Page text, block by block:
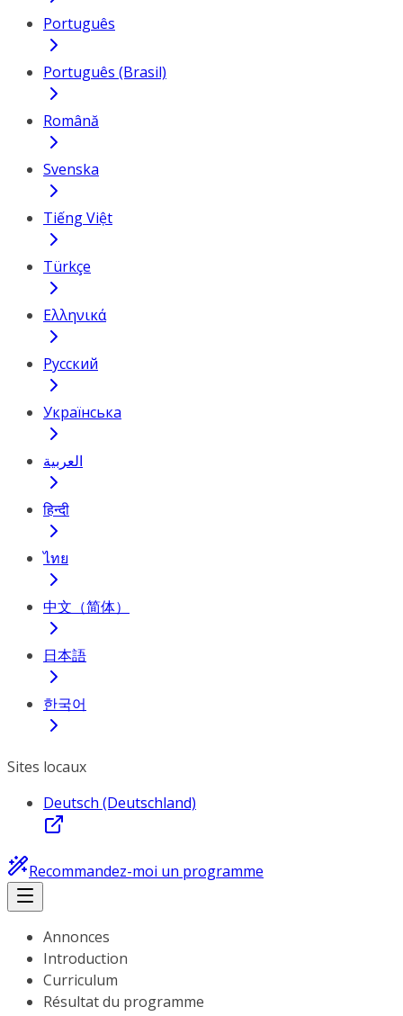
Português
Português (Brasil)
Română
Svenska
Tiếng Việt
Türkçe
Ελληνικά
Русский
Українська
العربية
हिन्दी
ไทย
中文（简体）
日本語
한국어
Sites locaux
Deutsch (Deutschland)
Recommandez-moi un programme
Annonces
Introduction
Curriculum
Résultat du programme